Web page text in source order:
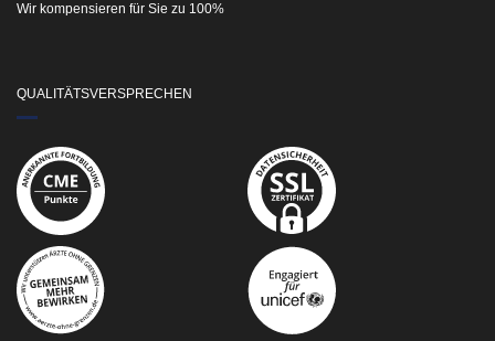
Wir kompensieren für Sie zu 100%
QUALITÄTSVERSPRECHEN